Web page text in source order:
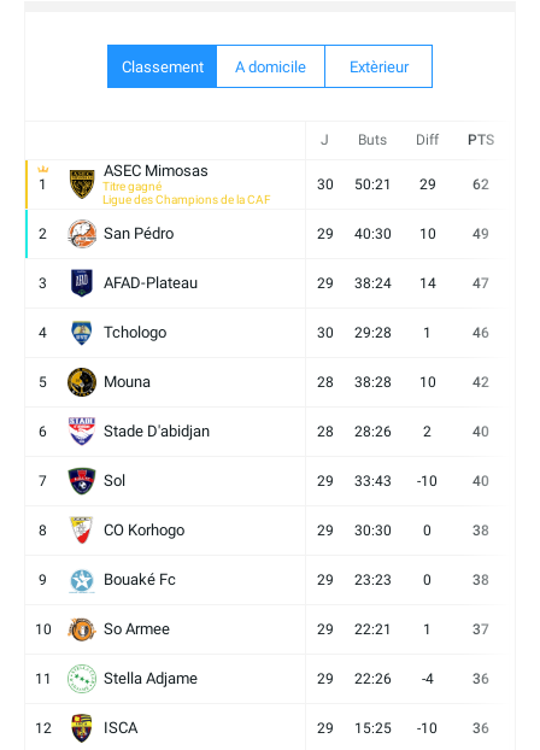
Classement A domicile Extèrieur
J Buts Diff PTS
1
ASEC Mimosas
Titre gagné
Ligue des Champions de la CAF
30 50:21 29 62
2 San Pédro 29 40:30 10 49
3 AFAD-Plateau 29 38:24 14 47
4 Tchologo 30 29:28 1 46
5 Mouna 28 38:28 10 42
6 Stade D'abidjan 28 28:26 2 40
7 Sol 29 33:43 -10 40
8 CO Korhogo 29 30:30 0 38
9 Bouaké Fc 29 23:23 0 38
10 So Armee 29 22:21 1 37
11 Stella Adjame 29 22:26 -4 36
12 ISCA 29 15:25 -10 36